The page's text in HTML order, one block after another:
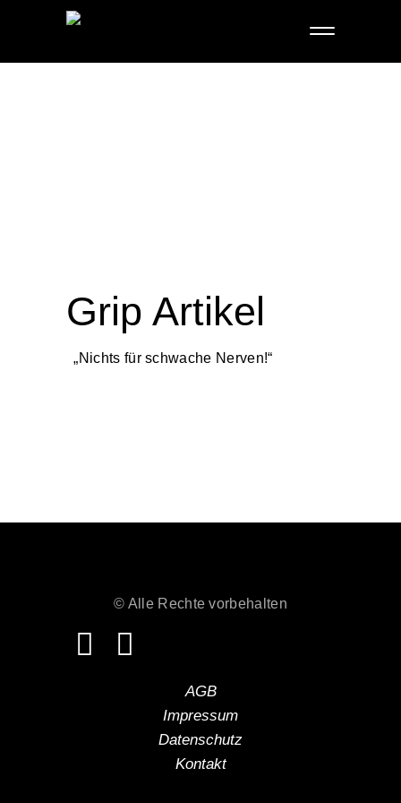
Grip Artikel
„Nichts für schwache Nerven!“
© Alle Rechte vorbehalten
AGB
Impressum
Datenschutz
Kontakt